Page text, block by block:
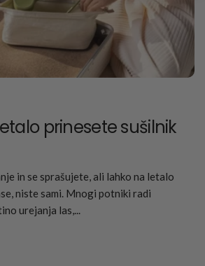
prinesete sušilnik
in se sprašujete, ali lahko na letalo
niste sami. Mnogi potniki radi
urejanja las,...